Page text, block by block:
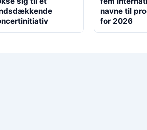
navne til
for 2026